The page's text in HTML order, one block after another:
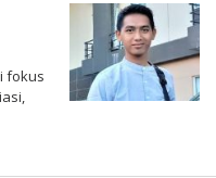
fokus